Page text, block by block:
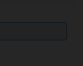
Affleck adalah